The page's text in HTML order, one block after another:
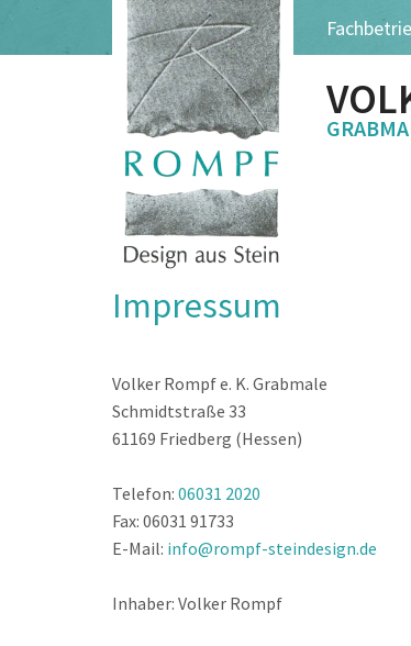
Impressum
Volker Rompf e. K. Grabmale
Schmidtstraße 33
61169 Friedberg (Hessen)
Telefon: 06031 2020
Fax: 06031 91733
E-Mail: info@rompf-steindesign.de
Inhaber: Volker Rompf